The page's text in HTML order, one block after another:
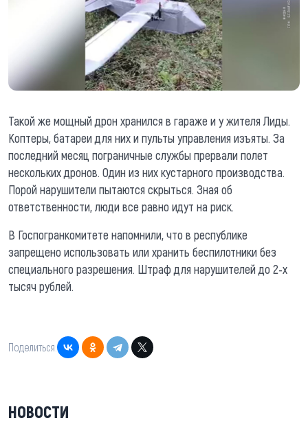
Такой же мощный дрон хранился в гараже и у жителя Лиды.
Коптеры, батареи для них и пульты управления изъяты. За
последний месяц пограничные службы прервали полет
нескольких дронов. Один из них кустарного производства.
Порой нарушители пытаются скрыться. Зная об
ответственности, люди все равно идут на риск.
В Госпогранкомитете напомнили, что в республике
запрещено использовать или хранить беспилотники без
специального разрешения. Штраф для нарушителей до 2-х
тысяч рублей.
Поделиться:
НОВОСТИ